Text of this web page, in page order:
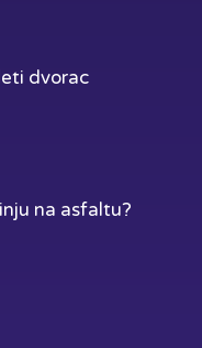
dvorac
na asfaltu?